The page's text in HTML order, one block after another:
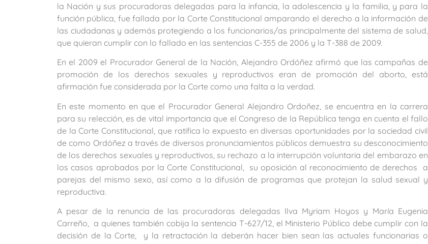
la Nación y sus procuradoras delegadas para la infancia, la adolescencia y la familia, y para la
función pública, fue fallada por la Corte Constitucional amparando el derecho a la información de
las ciudadanas y además protegiendo a los funcionarios/as principalmente del sistema de salud,
que quieran cumplir con lo fallado en las sentencias C-355 de 2006 y la T-388 de 2009.
En el 2009 el Procurador General de la Nación, Alejandro Ordóñez afirmó que las campañas de
promoción de los derechos sexuales y reproductivos eran de promoción del aborto, está
afirmación fue considerada por la Corte como una falta a la verdad.
En este momento en que el Procurador General Alejandro Ordoñez, se encuentra en la carrera
para su relección, es de vital importancia que el Congreso de la República tenga en cuenta el fallo
de la Corte Constitucional, que ratifica lo expuesto en diversas oportunidades por la sociedad civil
de como Ordóñez a través de diversos pronunciamientos públicos demuestra su desconocimiento
de los derechos sexuales y reproductivos, su rechazo a la interrupción voluntaria del embarazo en
los casos aprobados por la Corte Constitucional, su oposición al reconocimiento de derechos a
parejas del mismo sexo, así como a la difusión de programas que protejan la salud sexual y
reproductiva.
A pesar de la renuncia de las procuradoras delegadas Ilva Myriam Hoyos y María Eugenia
Carreño, a quienes también cobija la sentencia T-627/12, el Ministerio Público debe cumplir con la
decisión de la Corte, y la retractación la deberán hacer bien sean las actuales funcionarias o